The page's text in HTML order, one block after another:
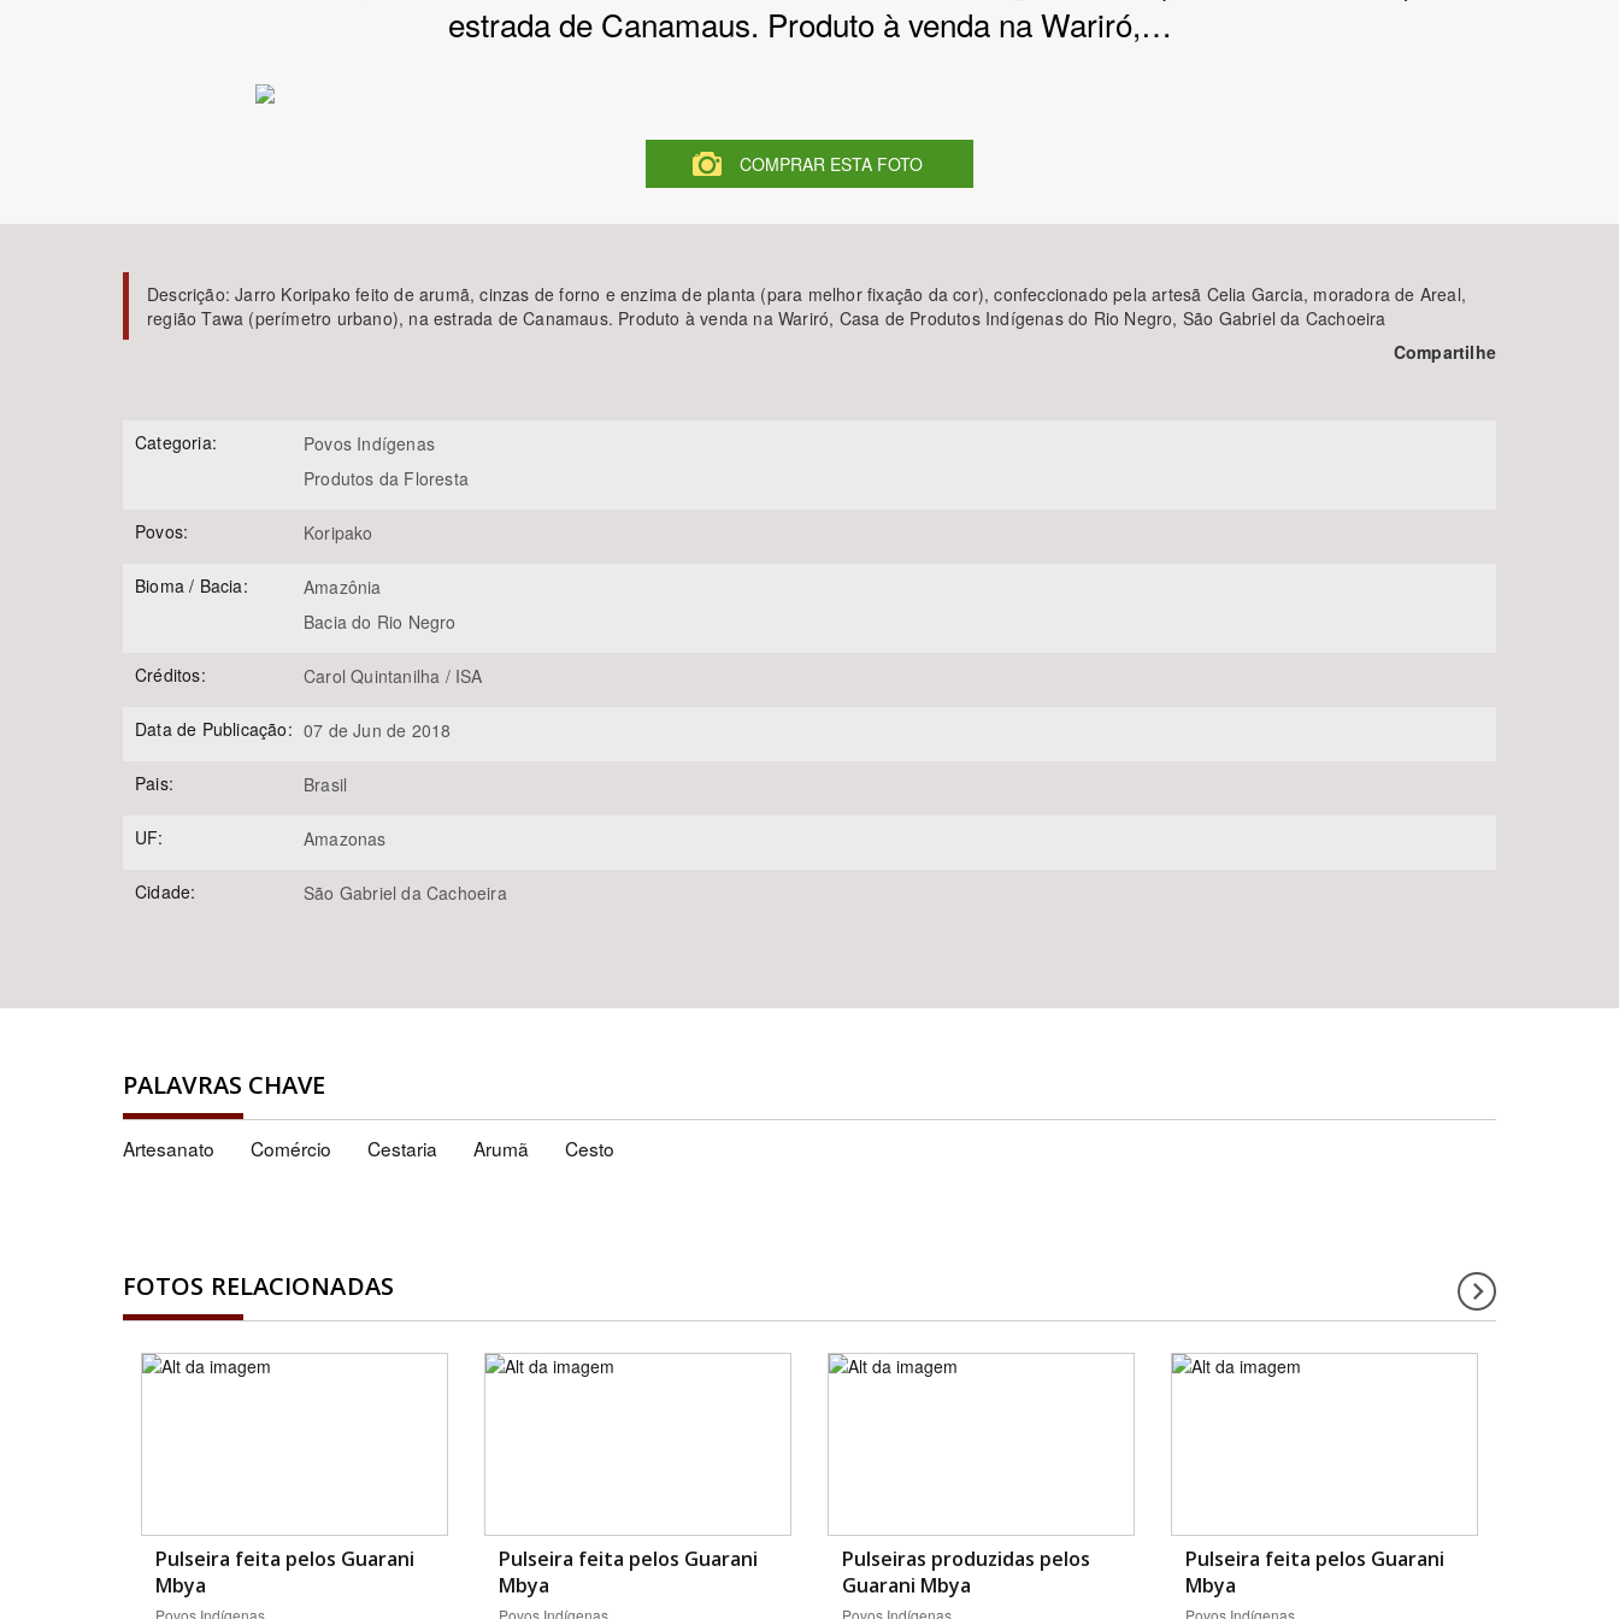
estrada de Canamaus. Produto à venda na Wariró,…
COMPRAR ESTA FOTO
Descrição:Jarro Koripako feito de arumã, cinzas de forno e enzima de planta (para melhor fixação da cor), confeccionado pela artesã Celia Garcia, moradora de Areal,
região Tawa (perímetro urbano), na estrada de Canamaus. Produto à venda na Wariró, Casa de Produtos Indígenas do Rio Negro, São Gabriel da Cachoeira
Compartilhe
Categoria:
Povos Indígenas
Produtos da Floresta
Povos: Koripako
Bioma / Bacia:
Amazônia
Bacia do Rio Negro
Créditos: Carol Quintanilha / ISA
Data de Publicação: 07 de Jun de 2018
Pais: Brasil
UF: Amazonas
Cidade: São Gabriel da Cachoeira
PALAVRAS CHAVE
Artesanato Comércio Cestaria Arumã Cesto
FOTOS RELACIONADAS
Pulseira feita pelos Guarani
Mbya
Pulseira feita pelos Guarani
Mbya
Pulseiras produzidas pelos
Guarani Mbya
Pulseira feita pelos Guarani
Mbya